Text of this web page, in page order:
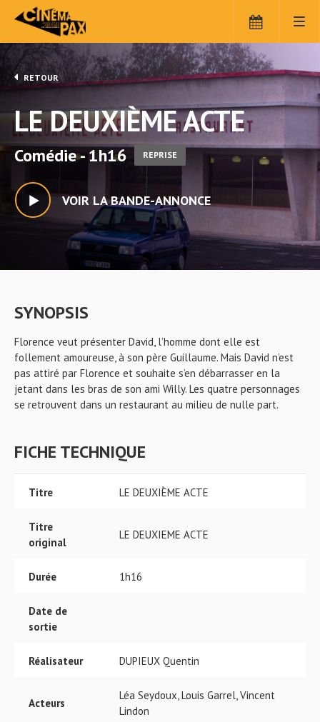
RETOUR
LE DEUXIÈME ACTE
Comédie - 1h16 REPRISE
VOIR LA BANDE-ANNONCE
SYNOPSIS
Florence veut présenter David, l’homme dont elle est
follement amoureuse, à son père Guillaume. Mais David n’est
pas attiré par Florence et souhaite s’en débarrasser en la
jetant dans les bras de son ami Willy. Les quatre personnages
se retrouvent dans un restaurant au milieu de nulle part.
FICHE TECHNIQUE
Titre LE DEUXIÈME ACTE
Titre
original
LE DEUXIEME ACTE
Durée 1h16
Date de
sortie
Réalisateur DUPIEUX Quentin
Acteurs
Léa Seydoux, Louis Garrel, Vincent
Lindon